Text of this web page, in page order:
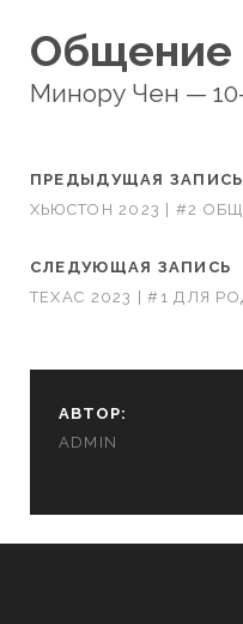
Общение
Минору Чен — 10-
ПРЕДЫДУЩАЯ ЗАПИСЬ
ХЬЮСТОН 2023 | #2
СЛЕДУЮЩАЯ ЗАПИСЬ
ТЕХАС 2023 | #1 ДЛЯ
АВТОР:
ADMIN